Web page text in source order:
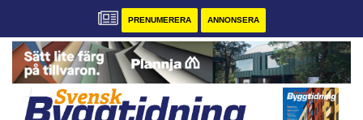
PRENUMERERA ANNONSERA